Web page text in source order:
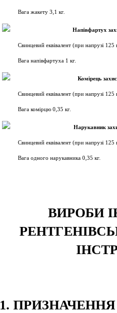
Вага жакету 3,1 кг.
Напівфартух
Свинцевий еквівалент (при напрузі
Вага напівфартуха 1 кг.
Комірець
Свинцевий еквівалент (при напрузі
Вага комірцю 0,35 кг.
Нарукавник
Свинцевий еквівалент (при напрузі
Вага одного нарукавника 0,35 кг.
ВИРОБИ
1. ПРИЗНАЧЕННЯ